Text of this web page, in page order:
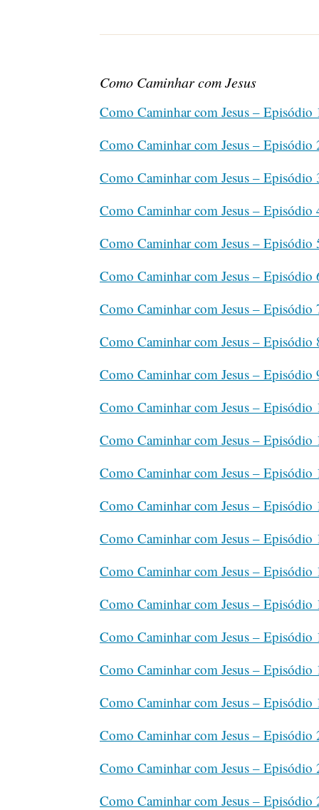
Como Caminhar com Jesus
Como Caminhar com Jesus – Episódio
Como Caminhar com Jesus – Episódio
Como Caminhar com Jesus – Episódio
Como Caminhar com Jesus – Episódio
Como Caminhar com Jesus – Episódio
Como Caminhar com Jesus – Episódio
Como Caminhar com Jesus – Episódio
Como Caminhar com Jesus – Episódio
Como Caminhar com Jesus – Episódio
Como Caminhar com Jesus – Episódio
Como Caminhar com Jesus – Episódio
Como Caminhar com Jesus – Episódio
Como Caminhar com Jesus – Episódio
Como Caminhar com Jesus – Episódio
Como Caminhar com Jesus – Episódio
Como Caminhar com Jesus – Episódio
Como Caminhar com Jesus – Episódio
Como Caminhar com Jesus – Episódio
Como Caminhar com Jesus – Episódio
Como Caminhar com Jesus – Episódio
Como Caminhar com Jesus – Episódio
Como Caminhar com Jesus – Episódio